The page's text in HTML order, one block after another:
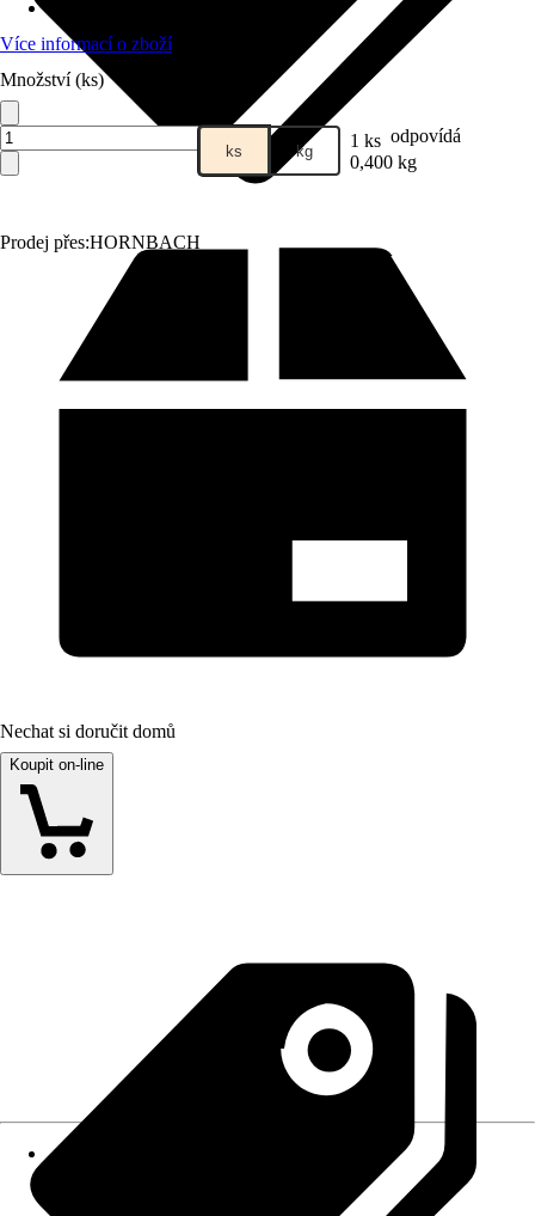
Prodej přes:HORNBACH
Více informací o zboží
Množství (ks)
ks kg 1 ks odpovídá
0,400 kg
Nechat si doručit domů
Koupit on-line